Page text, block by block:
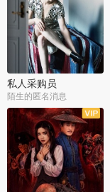
私人采购员
陌生的匿名消息